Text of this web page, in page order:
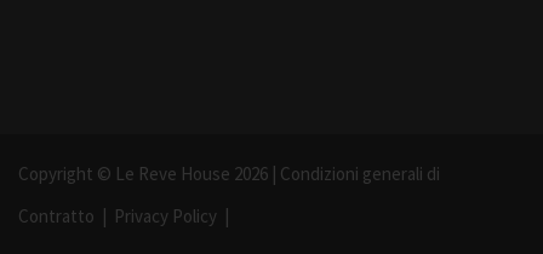
Copyright © Le Reve House 2026 | Condizioni generali di
Contratto | Privacy Policy |